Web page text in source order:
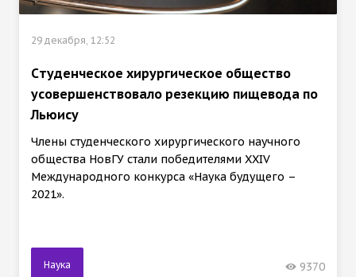
29 декабря, 12:52
Cтуденческое хирургическое общество
усовершенствовало резекцию пищевода по
Льюису
Члены студенческого хирургического научного
общества НовГУ стали победителями XXIV
Международного конкурса «Наука будущего –
2021».
Наука 9370